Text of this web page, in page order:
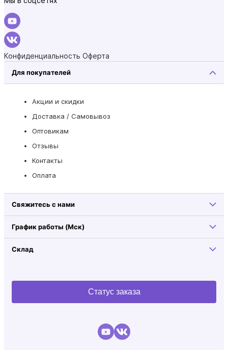
Конфиденциальность Оферта
Для покупателей
Акции и скидки
Доставка / Самовывоз
Оптовикам
Отзывы
Контакты
Оплата
Свяжитесь с нами
График работы (Мск)
Склад
Статус заказа